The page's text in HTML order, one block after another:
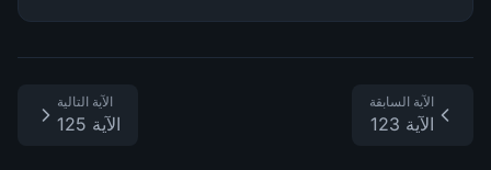
الآية السابقة
الآية 123
الآية التالية
الآية 125